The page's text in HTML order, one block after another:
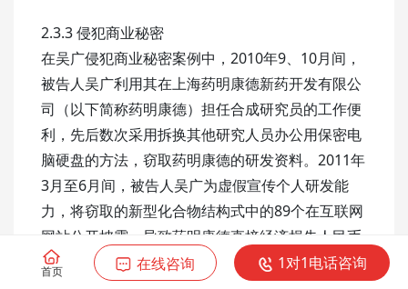
2.3.3 侵犯商业秘密
在吴广侵犯商业秘密案例中，2010年9、10月间，
被告人吴广利用其在上海药明康德新药开发有限公
司（以下简称药明康德）担任合成研究员的工作便
利，先后数次采用拆换其他研究人员办公用保密电
脑硬盘的方法，窃取药明康德的研发资料。2011年
3月至6月间，被告人吴广为虚假宣传个人研发能
力，将窃取的新型化合物结构式中的89个在互联网
网站公开披露，导致药明康德直接经济损失人民币
2，686，103.43元。最终法院判决被告人吴广构成
首页 1对1电话咨询
在线咨询